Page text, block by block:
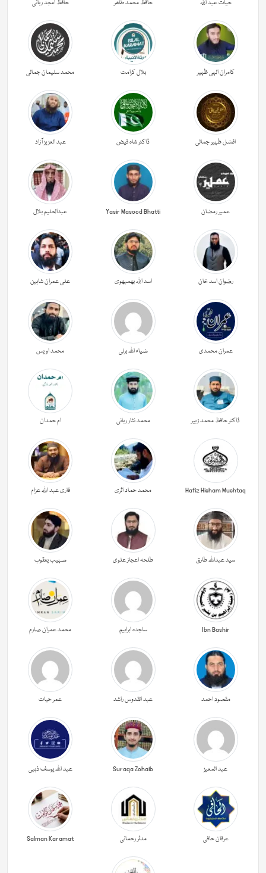
حیات عبد اللہ حافظ محمد طاھر حافظ امجد ربانی
کامران الہی ظہیر بلال کرامت محمد سلیمان جمالی
افضل ظہیر جمالی ڈاکٹر شاہ فیض عبد العزیز آزاد
عمیر رمضان Yasir Masood Bhatti عبدالحليم بلال
رضوان اسد خان اسد اللہ بھمبھوی علی عمران شاہین
عمران محمدی ضیاء اللہ برنی محمد اویس
ڈاکٹر حافظ محمد زبیر محمد نثار ربانی ام حمدان
Hafiz Hisham Mushtaq محمد حماد اثری قاری عبد اللہ عزام
سید عبداللہ طارق طلحہ اعجاز علوی صہیب یعقوب
Ibn Bashir ساجدہ ابراہیم محمد عمران صارم
مقصود احمد عبد القدوس راشد عمر حیات
عبد المعیز Suraqa Zohaib عبد اللہ یوسف ذہبی
عرفان حافی مدثر رحمانی Salman Karamat